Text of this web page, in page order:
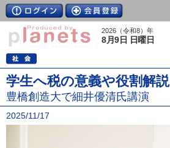
2026（令和8）年
8月9日 日曜日
学生へ税の意義や役割解説
豊橋創造大で細井優清氏講演
2025/11/17